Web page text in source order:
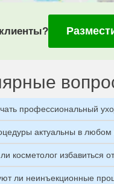
профессиональный
актуальны в любом
косметолог избавиться
ли неинъекционные